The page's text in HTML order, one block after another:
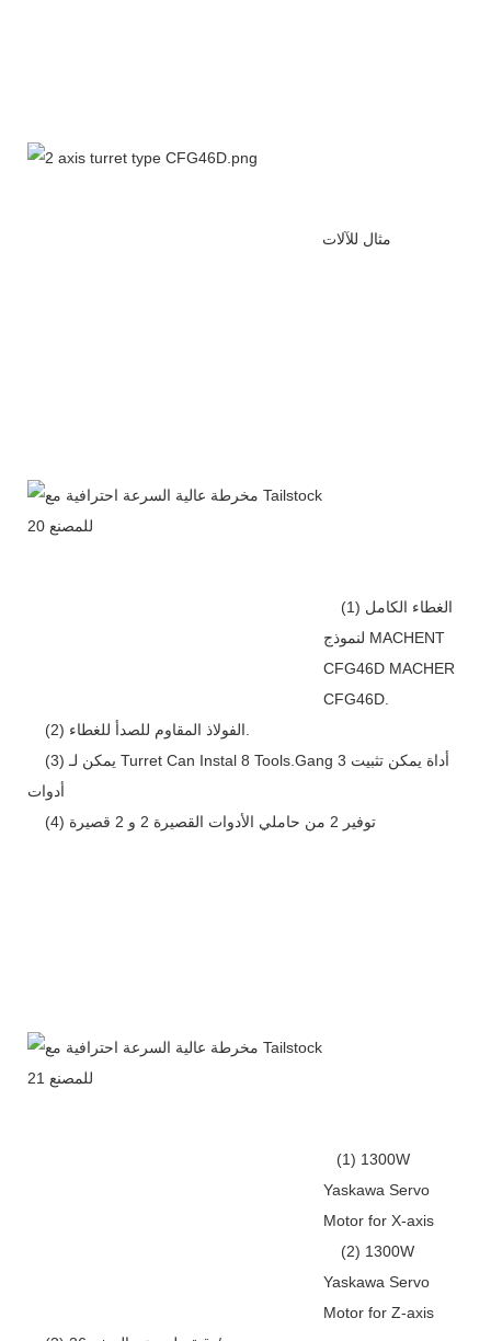
مثال للآلات
(1) الغطاء الكامل
لنموذج MACHENT
CFG46D MACHER
CFG46D.
(3) يمكن لـ Turret Can Instal 8 Tools.Gang أداة يمكن تثبيت 3
أدوات
(4) توفير 2 من حاملي الأدوات القصيرة 2 و 2 قصيرة
(1) 1300W
Yaskawa Servo
Motor for X-axis
(2) 1300W
Yaskawa Servo
Motor for Z-axis